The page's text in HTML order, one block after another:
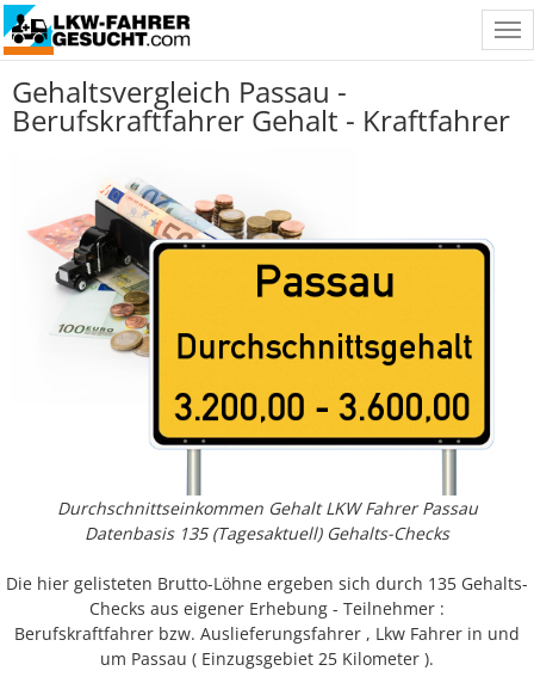
Gehaltsvergleich Passau -
Berufskraftfahrer Gehalt - Kraftfahrer
Durchschnittseinkommen Gehalt LKW Fahrer Passau
Datenbasis 135 (Tagesaktuell) Gehalts-Checks
Die hier gelisteten Brutto-Löhne ergeben sich durch 135 Gehalts-
Checks aus eigener Erhebung - Teilnehmer :
Berufskraftfahrer bzw. Auslieferungsfahrer , Lkw Fahrer in und
um Passau ( Einzugsgebiet 25 Kilometer ).